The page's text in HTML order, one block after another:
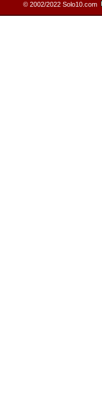
© 2002/2022 Solo10.com